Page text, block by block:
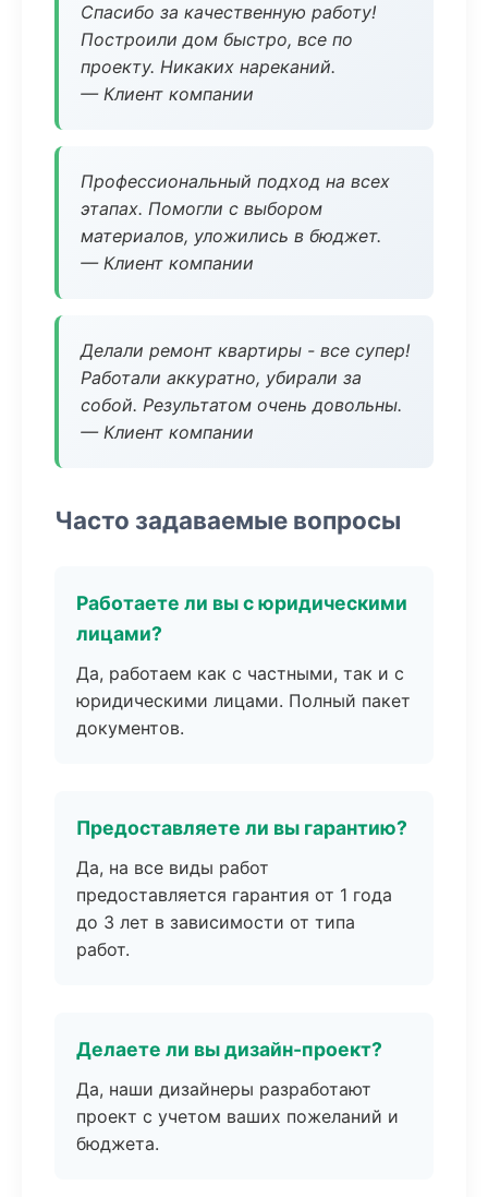
Спасибо за качественную работу!
Построили дом быстро, все по
проекту. Никаких нареканий.
— Клиент компании
Профессиональный подход на всех
этапах. Помогли с выбором
материалов, уложились в бюджет.
— Клиент компании
Делали ремонт квартиры - все супер!
Работали аккуратно, убирали за
собой. Результатом очень довольны.
— Клиент компании
Часто задаваемые вопросы
Работаете ли вы с юридическими
лицами?
Да, работаем как с частными, так и с
юридическими лицами. Полный пакет
документов.
Предоставляете ли вы гарантию?
Да, на все виды работ
предоставляется гарантия от 1 года
до 3 лет в зависимости от типа
работ.
Делаете ли вы дизайн-проект?
Да, наши дизайнеры разработают
проект с учетом ваших пожеланий и
бюджета.